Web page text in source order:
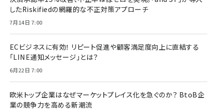
したRiskifiedの網羅的な不正対策アプローチ
7月14日 7:00
ECビジネスに有効！ リピート促進や顧客満足度向上に直結する
「LINE通知メッセージ」とは？
6月22日 7:00
欧米トップ企業はなぜマーケットプレイス化を急ぐのか？ BtoB企
業の競争力を高める新潮流